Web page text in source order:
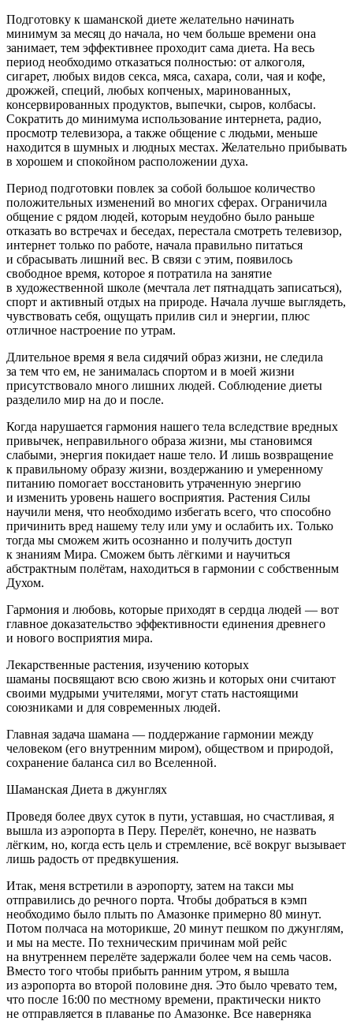
Подготовку к шаманской диете желательно начинать
минимум за месяц до начала, но чем больше времени она
занимает, тем эффективнее проходит сама диета. На весь
период необходимо отказаться полностью: от алкоголя,
сигарет, любых видов секса, мяса, сахара, соли, чая и кофе,
дрожжей, специй, любых копченых, маринованных,
консервированных продуктов, выпечки, сыров, колбасы.
Сократить до минимума использование интернета, радио,
просмотр телевизора, а также общение с людьми, меньше
находится в шумных и людных местах. Желательно прибывать
в хорошем и спокойном расположении духа.
Период подготовки повлек за собой большое количество
положительных изменений во многих сферах. Ограничила
общение с рядом людей, которым неудобно было раньше
отказать во встречах и беседах, перестала смотреть телевизор,
интернет только по работе, начала правильно питаться
и сбрасывать лишний вес. В связи с этим, появилось
свободное время, которое я потратила на занятие
в художественной школе (мечтала лет пятнадцать записаться),
спорт и активный отдых на природе. Начала лучше выглядеть,
чувствовать себя, ощущать прилив сил и энергии, плюс
отличное настроение по утрам.
Длительное время я вела сидячий образ жизни, не следила
за тем что ем, не занималась спортом и в моей жизни
присутствовало много лишних людей. Соблюдение диеты
разделило мир на до и после.
Когда нарушается гармония нашего тела вследствие вредных
привычек, неправильного образа жизни, мы становимся
слабыми, энергия покидает наше тело. И лишь возвращение
к правильному образу жизни, воздержанию и умеренному
питанию помогает восстановить утраченную энергию
и изменить уровень нашего восприятия. Растения Силы
научили меня, что необходимо избегать всего, что способно
причинить вред нашему телу или уму и ослабить их. Только
тогда мы сможем жить осознанно и получить доступ
к знаниям Мира. Сможем быть лёгкими и научиться
абстрактным полётам, находиться в гармонии с собственным
Духом.
Гармония и любовь, которые приходят в сердца людей — вот
главное доказательство эффективности единения древнего
и нового восприятия мира.
Лекарственные растения, изучению которых
шаманы посвящают всю свою жизнь и которых они считают
своими мудрыми учителями, могут стать настоящими
союзниками и для современных людей.
Главная задача шамана — поддержание гармонии между
человеком (его внутренним миром), обществом и природой,
сохранение баланса сил во Вселенной.
Шаманская Диета в джунглях
Проведя более двух суток в пути, уставшая, но счастливая, я
вышла из аэропорта в Перу. Перелёт, конечно, не назвать
лёгким, но, когда есть цель и стремление, всё вокруг вызывает
лишь радость от предвкушения.
Итак, меня встретили в аэропорту, затем на такси мы
отправились до речного порта. Чтобы добраться в кэмп
необходимо было плыть по Амазонке примерно 80 минут.
Потом полчаса на моторикше, 20 минут пешком по джунглям,
и мы на месте. По техническим причинам мой рейс
на внутреннем перелёте задержали более чем на семь часов.
Вместо того чтобы прибыть ранним утром, я вышла
из аэропорта во второй половине дня. Это было чревато тем,
что после 16:00 по местному времени, практически никто
не отправляется в плаванье по Амазонке. Все наверняка